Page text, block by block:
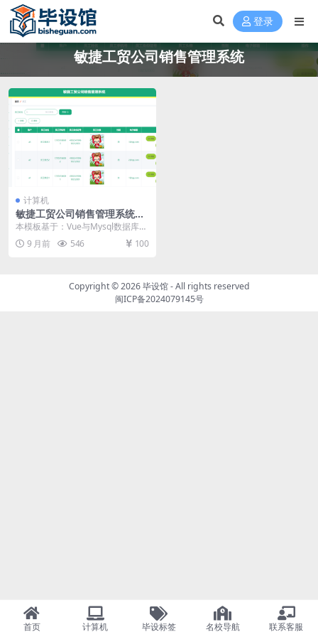
登录
敏捷工贸公司销售管理系统
计算机
敏捷工贸公司销售管理系统设
计毕设模板 毕业设计模板及毕
本模板基于：Vue与Mysql数据库开
发 系统功能实现 个人中心 通过设
计的个人...
9 月前 546 100
Copyright © 2026毕设馆- All rights reserved
闽ICP备2024079145号
首页 计算机 毕设标签 名校导航 联系客服